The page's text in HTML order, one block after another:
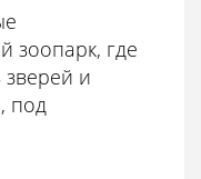
зоопарк, где
и
под